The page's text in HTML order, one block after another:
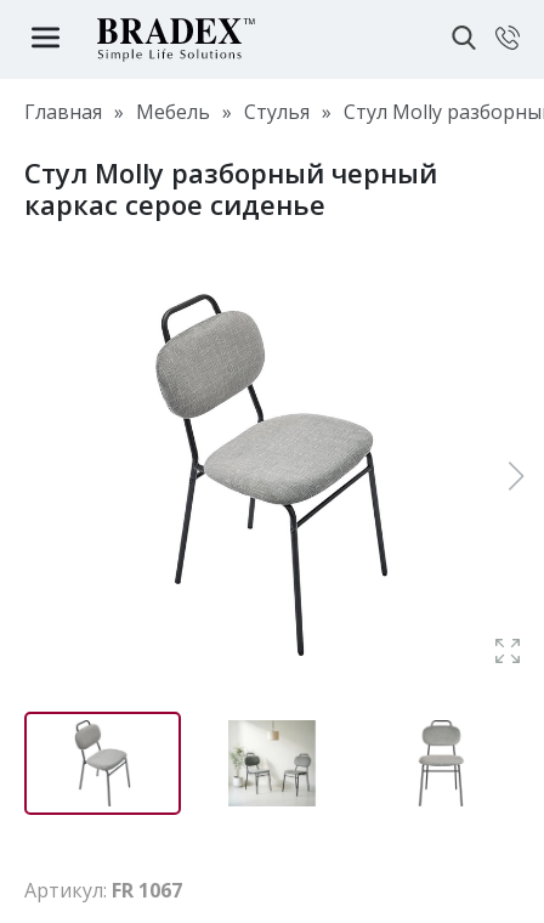
Главная » Мебель » Стулья » Стул Molly
Стул Molly разборный черный
каркас серое сиденье
Артикул: FR 1067